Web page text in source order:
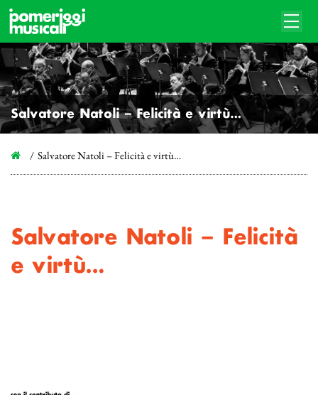
Salvatore Natoli – Felicità e virtù…
Salvatore Natoli – Felicità e virtù…
Salvatore Natoli – Felicità
e virtù…